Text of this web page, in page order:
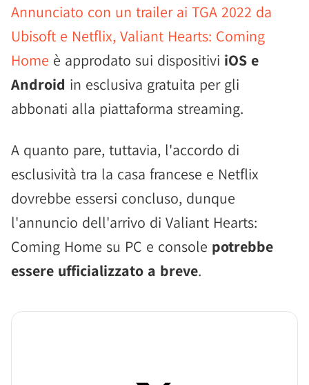
Annunciato con un trailer ai TGA 2022 da
Ubisoft e Netflix, Valiant Hearts: Coming
Home è approdato sui dispositivi iOS e
Android in esclusiva gratuita per gli
abbonati alla piattaforma streaming.
A quanto pare, tuttavia, l'accordo di
esclusività tra la casa francese e Netflix
dovrebbe essersi concluso, dunque
l'annuncio dell'arrivo di Valiant Hearts:
Coming Home su PC e console potrebbe
essere ufficializzato a breve.